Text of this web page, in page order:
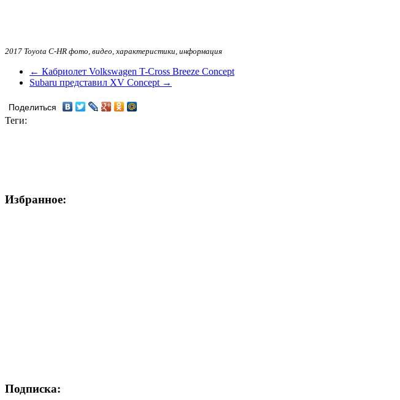
2017 Toyota C-HR фото, видео, характеристики, информация
← Кабриолет Volkswagen T-Cross Breeze Concept
Subaru представил XV Concept →
Поделиться
Теги:
Избранное:
Подписка: